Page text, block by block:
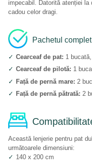
impecabil. Datorită atenției
cadou celor dragi.
Pachetul
✓ Cearceaf de pat: 1
✓ Cearceaf de pilotă: 1
✓ Față de pernă mare: 2
✓ Față de pernă pătrată: 2
Această lenjerie pentru pat
următoarele dimensiuni:
✓ 140 x 200 cm